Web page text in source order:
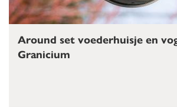
Around set voederhuisje en
Granicium